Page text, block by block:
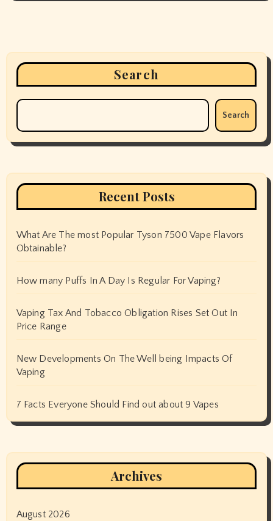
Search
Search
Recent Posts
What Are The most Popular Tyson 7500 Vape Flavors
Obtainable?
How many Puffs In A Day Is Regular For Vaping?
Vaping Tax And Tobacco Obligation Rises Set Out In
Price Range
New Developments On The Well being Impacts Of
Vaping
7 Facts Everyone Should Find out about 9 Vapes
Archives
August 2026